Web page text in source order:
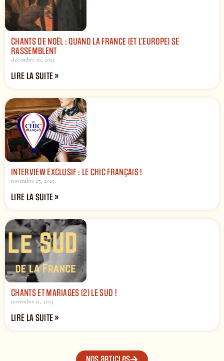
CHANTS DE NOËL : QUAND LA FRANCE (ET L’EUROPE) SE
RASSEMBLENT
décembre 16, 2025
LIRE LA SUITE »
INTERVIEW EXCLUSIF : LE CHIC FRANÇAIS !
novembre 27, 2025
LIRE LA SUITE »
CHANTS ET MARIAGES (2) LE SUD !
novembre 11, 2025
LIRE LA SUITE »